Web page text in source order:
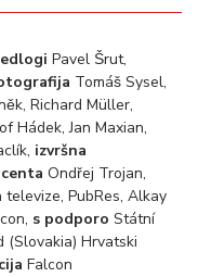
Pavel Šrut,
Tomáš Sysel,
Richard Müller,
Hádek, Jan Maxian,
izvršna
Ondřej Trojan,
televize, PubRes, Alkay
s podporo Státní
Hrvatski
Falcon